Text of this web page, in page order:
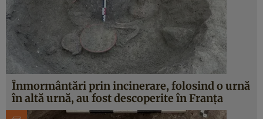
Înmormântări prin incinerare, folosind o urnă
în altă urnă, au fost descoperite în Franța